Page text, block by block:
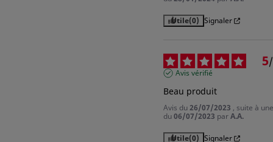
Utile(0) Signaler
5/
Avis vérifié
Beau produit
Avis du26/07/2023 , suite à
du06/07/2023 parA.A.
Utile(0) Signaler